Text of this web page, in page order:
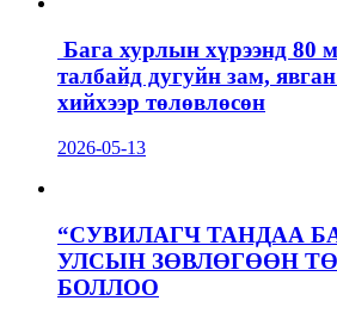
Бага хурлын хүрээнд 80
талбайд дугуйн зам,
хийхээр төлөвлөсөн
2026-05-13
“СУВИЛАГЧ ТАНДАА
УЛСЫН ЗӨВЛӨГӨӨН
БОЛЛОО